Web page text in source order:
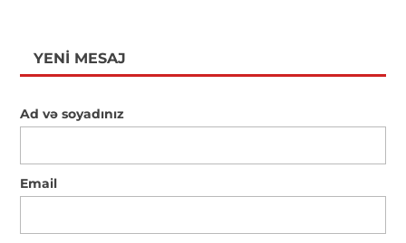
YENI MESAJ
Ad və soyadınız
Email